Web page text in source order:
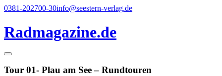
Direkt
Inhalt
0381-202700-30info@seestern-verlag.de
Radmagazine.de
Tour 01- Plau am See – Rundtouren